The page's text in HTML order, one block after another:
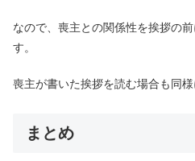
なので、喪主との関係性を挨拶の
す。
喪主が書いた挨拶を読む場合も同様
まとめ